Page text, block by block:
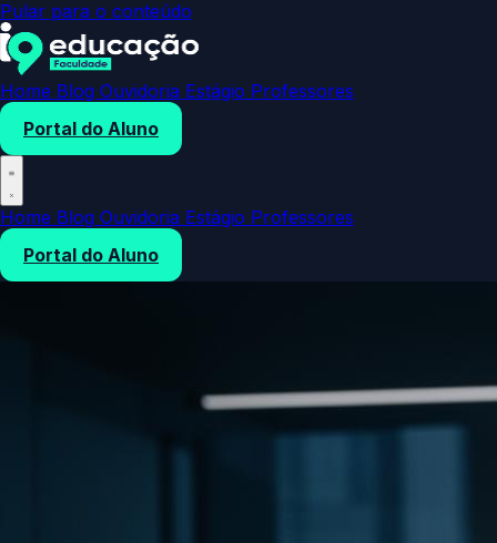
Pular para o conteúdo
Home Blog Ouvidoria Estágio Professores
Portal do Aluno
Home Blog Ouvidoria Estágio Professores
Portal do Aluno